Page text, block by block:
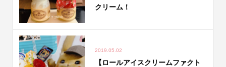
クリーム！
2019.05.02
【ロールアイスクリームファクト